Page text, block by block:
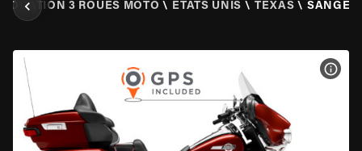
LOCATION 3 ROUES MOTO \ ÉTATS UNIS \ TEXAS \